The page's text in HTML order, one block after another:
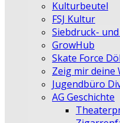
Kulturbeutel
FSJ Kultur
Siebdruck-
GrowHub
Skate Force
Zeig mir deine
Jugendbüro
AG Geschichte